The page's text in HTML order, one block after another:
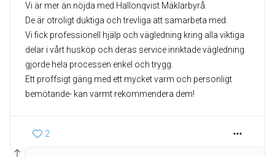
Vi är mer än nöjda med Hallonqvist Mäklarbyrå.
De är otroligt duktiga och trevliga att samarbeta med.
Vi fick professionell hjälp och vägledning kring alla viktiga
delar i vårt husköp och deras service inriktade vägledning
gjorde hela processen enkel och trygg.
Ett proffsigt gäng med ett mycket varm och personligt
bemötande- kan varmt rekommendera dem!
2